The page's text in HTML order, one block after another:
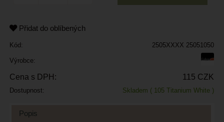
Přidat do oblíbených
Kód: 2505XXXX 25051050
Výrobce:
Cena s DPH: 115 CZK
Dostupnost: Skladem ( 105 Titanium White )
Popis